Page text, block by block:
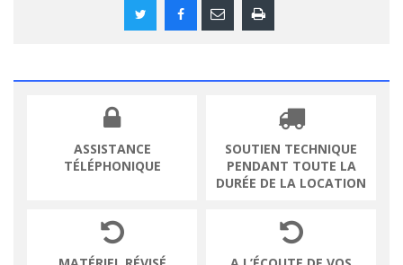
ASSISTANCE
TÉLÉPHONIQUE
SOUTIEN TECHNIQUE
PENDANT TOUTE LA
DURÉE DE LA LOCATION